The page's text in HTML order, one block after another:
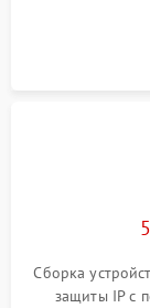
разъемов и
Сборка
защиты IP с